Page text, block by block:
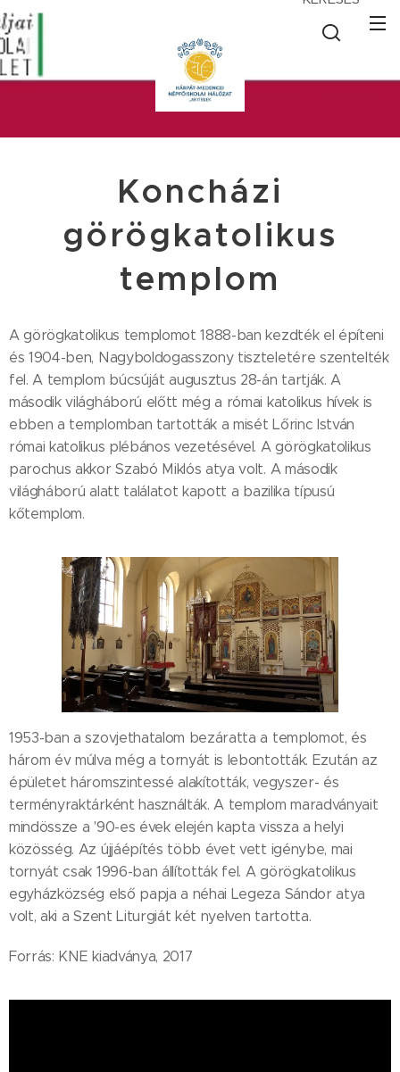
Koncházi
görögkatolikus
templom
A görögkatolikus templomot 1888-ban kezdték el építeni
és 1904-ben, Nagyboldogasszony tiszteletére szentelték
fel. A templom búcsúját augusztus 28-án tartják. A
második világháború előtt még a római katolikus hívek is
ebben a templomban tartották a misét Lőrinc István
római katolikus plébános vezetésével. A görögkatolikus
parochus akkor Szabó Miklós atya volt. A második
világháború alatt találatot kapott a bazilika típusú
kőtemplom.
1953-ban a szovjethatalom bezáratta a templomot, és
három év múlva még a tornyát is lebontották. Ezután az
épületet háromszintessé alakították, vegyszer- és
terményraktárként használták. A templom maradványait
mindössze a '90-es évek elején kapta vissza a helyi
közösség. Az újjáépítés több évet vett igénybe, mai
tornyát csak 1996-ban állították fel. A görögkatolikus
egyházközség első papja a néhai Legeza Sándor atya
volt, aki a Szent Liturgiát két nyelven tartotta.
Forrás: KNE kiadványa, 2017